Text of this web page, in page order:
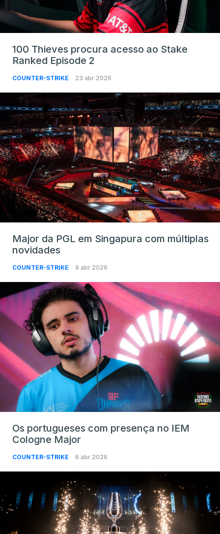
100 Thieves procura acesso ao Stake
Ranked Episode 2
COUNTER-STRIKE 23 abr 2026
Major da PGL em Singapura com múltiplas
novidades
COUNTER-STRIKE 9 abr 2026
Os portugueses com presença no IEM
Cologne Major
COUNTER-STRIKE 6 abr 2026